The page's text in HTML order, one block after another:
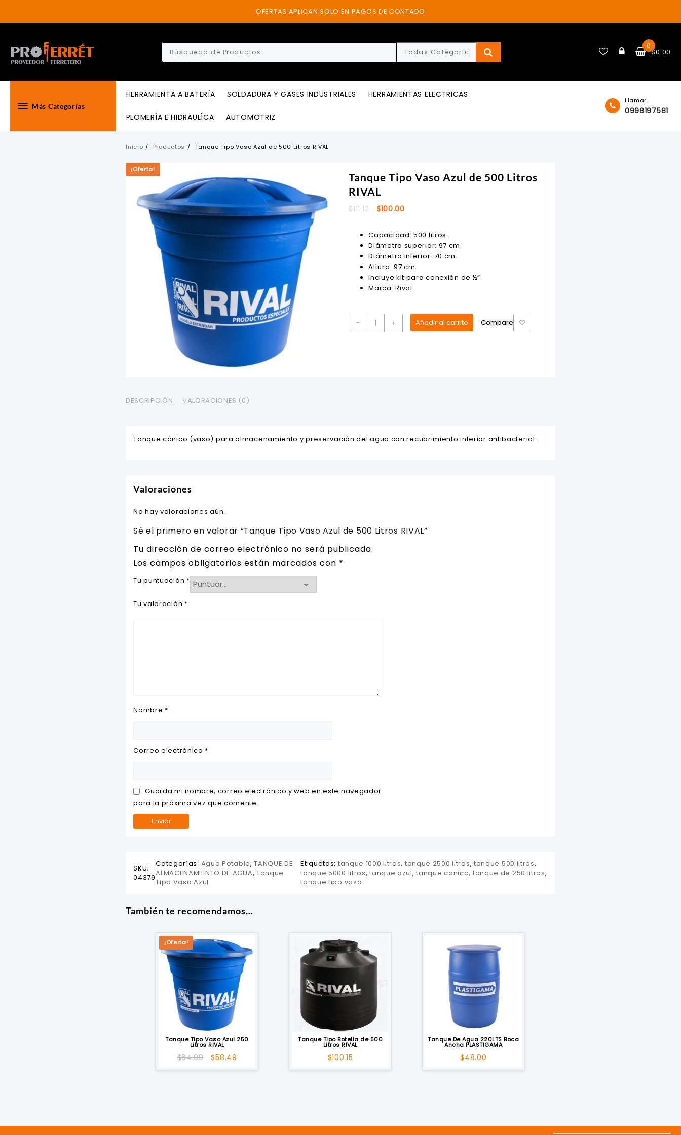
content
OFERTAS APLICAN SOLO EN PAGOS DE CONTADO
0
$0.00
Más Categorías
HERRAMIENTA A BATERÍA SOLDADURA Y GASES INDUSTRIALES HERRAMIENTAS ELECTRICAS
PLOMERÍA E HIDRAULÍCA AUTOMOTRIZ
Llamar
0998197581
Inicio Productos Tanque Tipo Vaso Azul de 500 Litros RIVAL
¡Oferta!
Tanque Tipo Vaso Azul de 500 Litros
RIVAL
$111.12
El
era:
$111.12.
$100.00El
es:
$100.00.
Capacidad: 500 litros.
Diámetro superior: 97 cm.
Diámetro inferior: 70 cm.
Altura: 97 cm.
Incluye kit para conexión de ½”.
Marca: Rival
-
Tanque
Tipo
+ Añadir al carrito Compare
DESCRIPCIÓN VALORACIONES (0)
Tanque cónico (vaso) para almacenamiento y preservación del agua con recubrimiento interior antibacterial.
Valoraciones
No hay valoraciones aún.
Sé el primero en valorar “Tanque Tipo Vaso Azul de 500 Litros RIVAL”
Tu dirección de correo electrónico no será publicada.
Los campos obligatorios están marcados con *
Tu puntuación *
Tu valoración *
Nombre *
Correo electrónico *
Guarda mi nombre, correo electrónico y web en este navegador
para la próxima vez que comente.
SKU:
04379
Categorías: Agua Potable,TANQUE DE
ALMACENAMIENTO DE AGUA, Tanque
Tipo Vaso Azul
Etiquetas: tanque 1000 litros, tanque 2500 litros, tanque 500 litros,
tanque 5000 litros,tanque azul,tanque conico, tanque de 250 litros,
tanque tipo vaso
También te recomendamos…
¡Oferta!
Tanque Tipo Vaso Azul 250
Litros RIVAL
$64.99
El
precio
$58.49
precio
Tanque Tipo Botella de 500
Litros RIVAL
$100.15
Tanque De Agua 220LTS Boca
Ancha PLASTIGAMA
$48.00